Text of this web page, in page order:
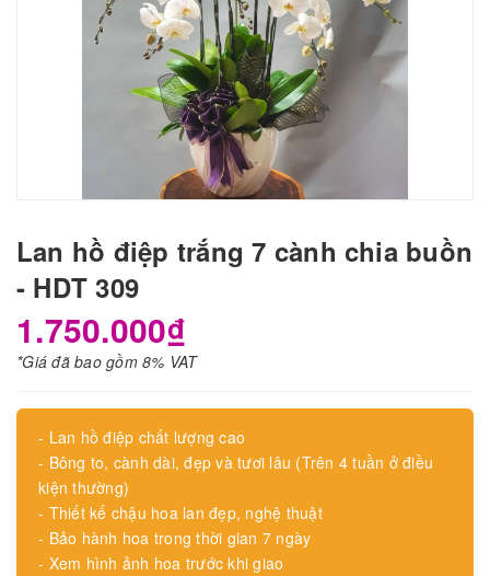
Lan hồ điệp trắng 7 cành chia buồn
- HDT 309
1.750.000₫
*Giá đã bao gồm 8% VAT
- Lan hồ điệp chất lượng cao
- Bông to, cành dài, đẹp và tươi lâu (Trên 4 tuần ở điều
kiện thường)
- Thiết kế chậu hoa lan đẹp, nghệ thuật
- Bảo hành hoa trong thời gian 7 ngày
- Xem hình ảnh hoa trước khi giao